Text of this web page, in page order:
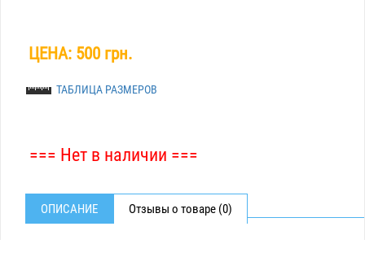
ЦЕНА: 500 грн.
ТАБЛИЦА РАЗМЕРОВ
=== Нет в наличии ===
ОПИСАНИЕ Отзывы о товаре (0)